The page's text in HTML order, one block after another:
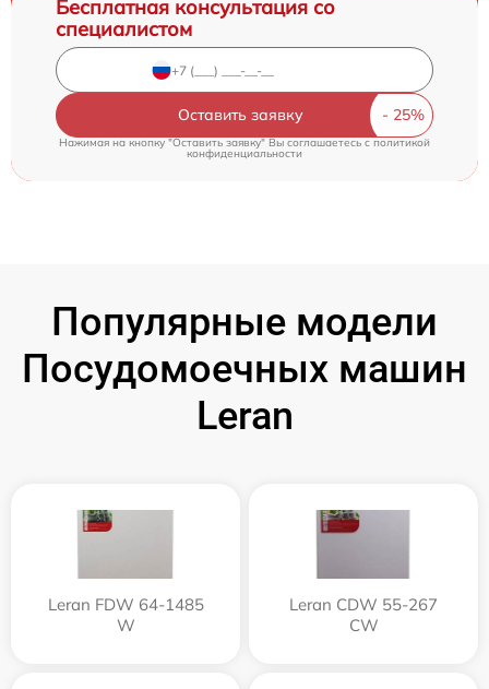
Бесплатная консультация со
специалистом
Оставить заявку
Нажимая на кнопку "Оставить заявку" Вы соглашаетесь c политикой
конфиденциальности
Популярные модели
Посудомоечных машин
Leran
Leran FDW 64-1485
W
Leran CDW 55-267
CW